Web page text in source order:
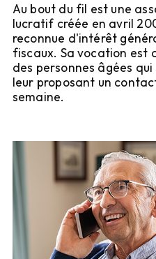
Au bout du fil est une
lucratif créée en avril
reconnue d'intérêt
fiscaux. Sa vocation est
des personnes âgées
leur proposant un
semaine.